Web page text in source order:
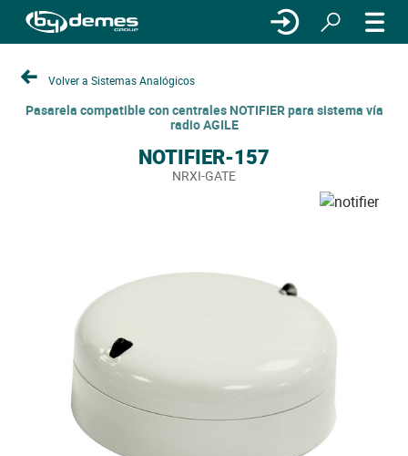
Volver a Sistemas Analógicos
Pasarela compatible con centrales NOTIFIER para sistema vía
radio AGILE
NOTIFIER-157
NRXI-GATE